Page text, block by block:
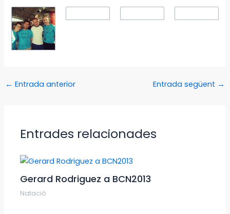
← Entrada anterior Entrada següent →
Entrades relacionades
Gerard Rodriguez a BCN2013
Natació